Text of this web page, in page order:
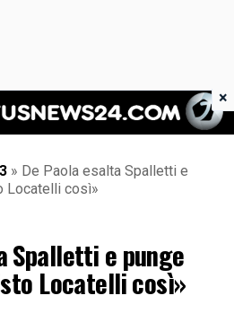
News 24
» De Paola esalta Spalletti e
Locatelli così»
Spalletti e punge
Locatelli così»
×